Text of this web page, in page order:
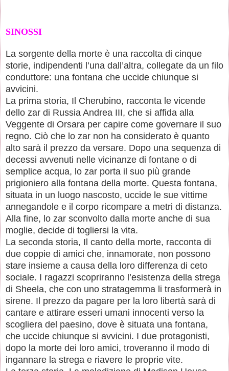
SINOSSI
La sorgente della morte è una raccolta di cinque
storie, indipendenti l’una dall’altra, collegate da un filo
conduttore: una fontana che uccide chiunque si
avvicini.
La prima storia, Il Cherubino, racconta le vicende
dello zar di Russia Andrea III, che si affida alla
Veggente di Orsara per capire come governare il suo
regno. Ciò che lo zar non ha considerato è quanto
alto sarà il prezzo da versare. Dopo una sequenza di
decessi avvenuti nelle vicinanze di fontane o di
semplice acqua, lo zar porta il suo più grande
prigioniero alla fontana della morte. Questa fontana,
situata in un luogo nascosto, uccide le sue vittime
annegandole e il corpo ricompare a metri di distanza.
Alla fine, lo zar sconvolto dalla morte anche di sua
moglie, decide di togliersi la vita.
La seconda storia, Il canto della morte, racconta di
due coppie di amici che, innamorate, non possono
stare insieme a causa della loro differenza di ceto
sociale. I ragazzi scopriranno l’esistenza della strega
di Sheela, che con uno stratagemma li trasformerà in
sirene. Il prezzo da pagare per la loro libertà sarà di
cantare e attirare esseri umani innocenti verso la
scogliera del paesino, dove è situata una fontana,
che uccide chiunque si avvicini. I due protagonisti,
dopo la morte dei loro amici, troveranno il modo di
ingannare la strega e riavere le proprie vite.